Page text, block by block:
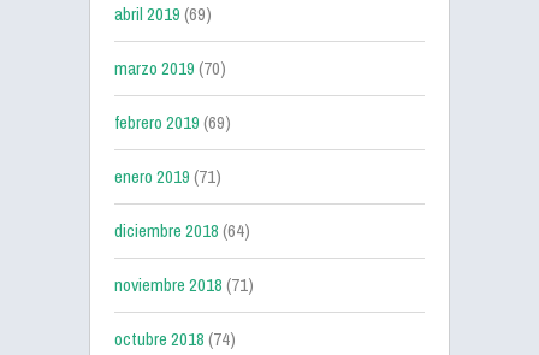
abril 2019(69)
marzo 2019(70)
febrero 2019(69)
enero 2019(71)
diciembre 2018(64)
noviembre 2018(71)
octubre 2018(74)